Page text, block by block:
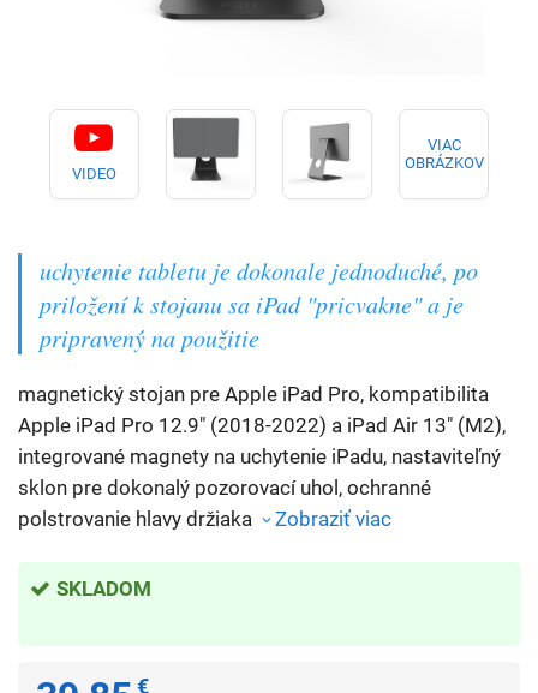
VIDEO
VIAC
OBRÁZKOV
uchytenie tabletu je dokonale jednoduché, po
priložení k stojanu sa iPad "pricvakne" a je
pripravený na použitie
magnetický stojan pre Apple iPad Pro, kompatibilita
Apple iPad Pro 12.9" (2018-2022) a iPad Air 13" (M2),
integrované magnety na uchytenie iPadu, nastaviteľný
sklon pre dokonalý pozorovací uhol, ochranné
polstrovanie hlavy držiaka
Zobraziť viac
SKLADOM
€